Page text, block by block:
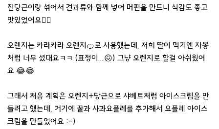
진당근이랑 섞어서 견과류와 함께 넣어 머핀을 만드니 식감도 좋고
맛있었어요👍🏻
오렌지는 카라카라 오렌지🍊로 사용했는데, 저희 딸이 먹기엔 자몽
처럼 너무 셨대요ㅋㅋ (표정이...😖) 그냥 오렌지로 할걸 아쉬웠어
요 😂😂
그래서 처음 계획은 오렌지+당근으로 샤베트처럼 아이스크림을 만
들려고 했는데, 거기에 꿀과 사과요플레를 추가해서 요플레 아이스
크림을 만들었어요 :-)